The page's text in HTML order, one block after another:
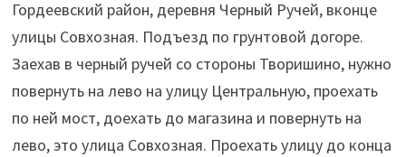
Гордеевский район, деревня Черный Ручей, вконце
улицы Совхозная. Подъезд по грунтовой догоре.
Заехав в черный ручей со стороны Творишино, нужно
повернуть на лево на улицу Центральную, проехать
по ней мост, доехать до магазина и повернуть на
лево, это улица Совхозная. Проехать улицу до конца